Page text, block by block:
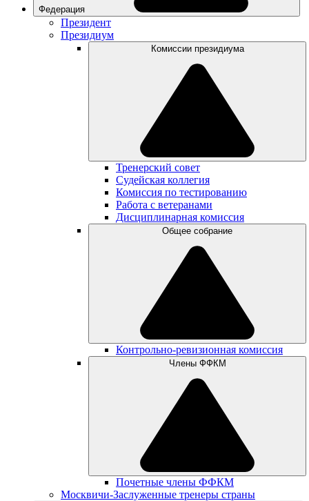
Федерация
Президент
Президиум
Комиссии президиума
Тренерский совет
Судейская коллегия
Комиссия по тестированию
Работа с ветеранами
Дисциплинарная комиссия
Общее собрание
Контрольно-ревизионная комиссия
Члены ФФКМ
Почетные члены ФФКМ
Москвичи-Заслуженные тренеры страны